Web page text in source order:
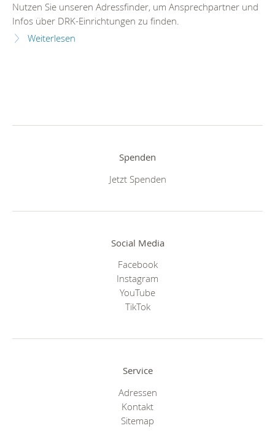
Nutzen Sie unseren Adressfinder, um Ansprechpartner und
Infos über DRK-Einrichtungen zu finden.
Weiterlesen
Spenden
Jetzt Spenden
Social Media
Facebook
Instagram
YouTube
TikTok
Service
Adressen
Kontakt
Sitemap